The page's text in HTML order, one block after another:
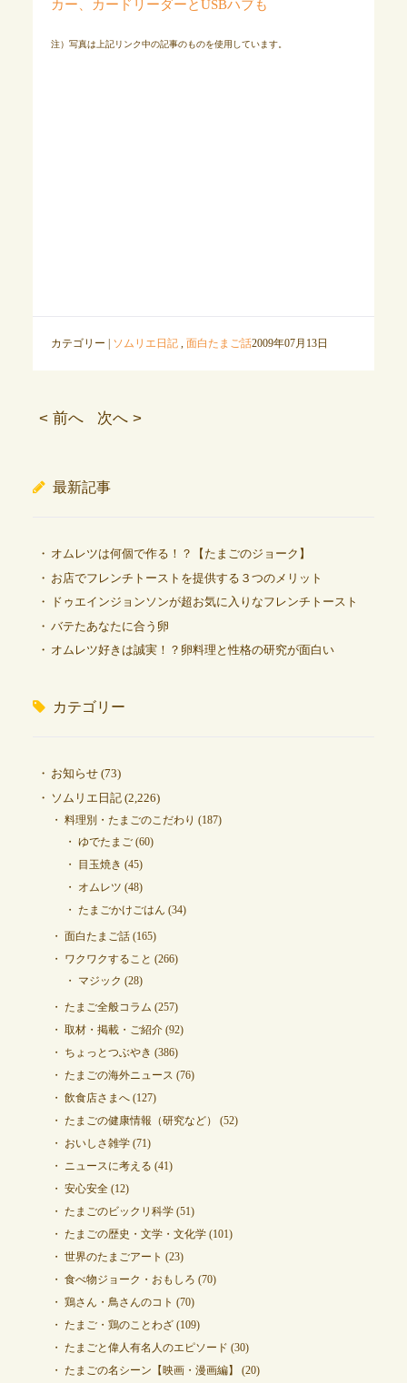
カー、カードリーダーとUSBハブも
注）写真は上記リンク中の記事のものを使用しています。
カテゴリー | ソムリエ日記, 面白たまご話2009年07月13日
< 前へ 次へ >
最新記事
オムレツは何個で作る！？【たまごのジョーク】
お店でフレンチトーストを提供する３つのメリット
ドゥエインジョンソンが超お気に入りなフレンチトースト
バテたあなたに合う卵
オムレツ好きは誠実！？卵料理と性格の研究が面白い
カテゴリー
お知らせ(73)
ソムリエ日記(2,226)
料理別・たまごのこだわり (187)
ゆでたまご(60)
目玉焼き (45)
オムレツ (48)
たまごかけごはん (34)
面白たまご話(165)
ワクワクすること (266)
マジック (28)
たまご全般コラム (257)
取材・掲載・ご紹介(92)
ちょっとつぶやき (386)
たまごの海外ニュース (76)
飲食店さまへ(127)
たまごの健康情報（研究など）
(52)
おいしさ雑学(71)
ニュースに考える (41)
安心安全(12)
たまごのビックリ科学(51)
たまごの歴史・文学・文化学(101)
世界のたまごアート (23)
食べ物ジョーク・おもしろ (70)
鶏さん・鳥さんのコト (70)
たまご・鶏のことわざ(109)
たまごと偉人有名人のエピソード (30)
たまごの名シーン【映画・漫画編】
(20)